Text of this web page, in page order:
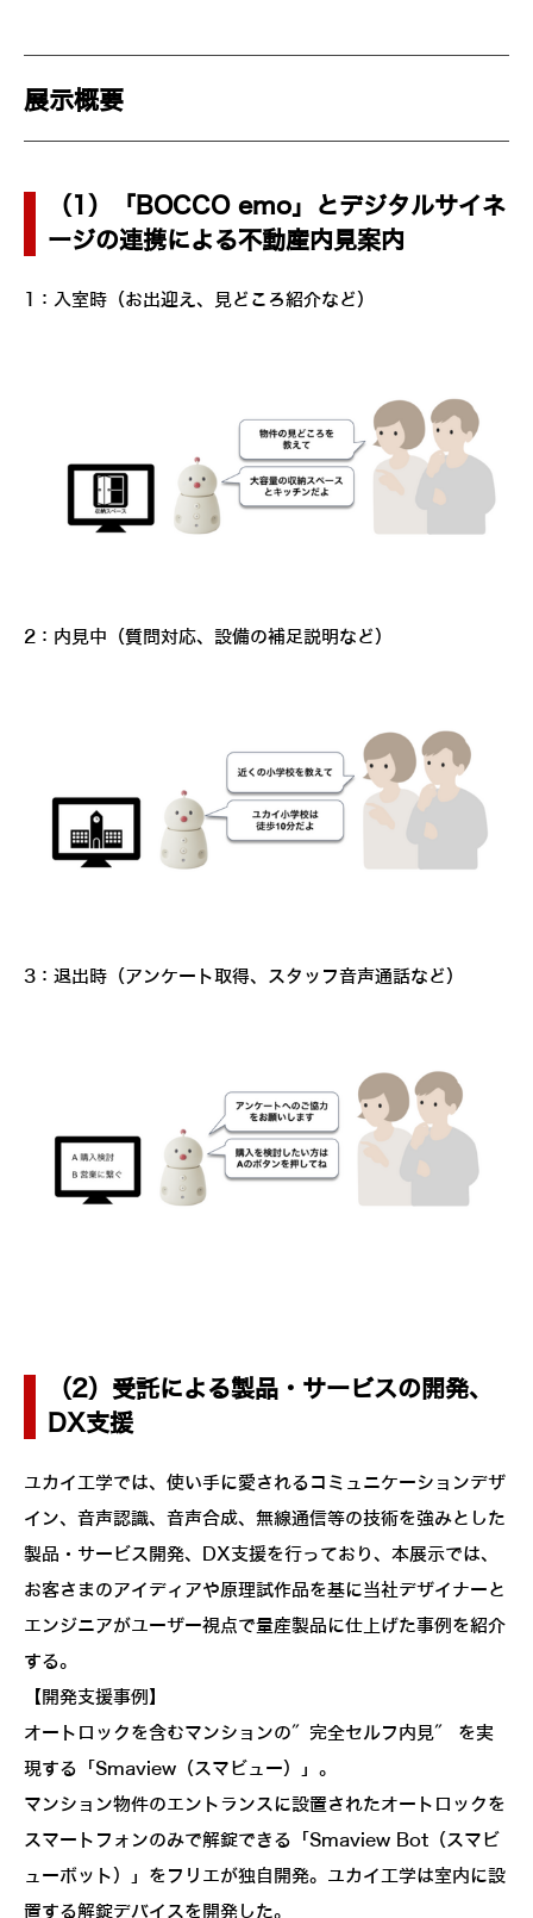
展示概要
（1）「BOCCO emo」とデジタルサイネ
ージの連携による不動産内見案内
1：入室時（お出迎え、見どころ紹介など）
2：内見中（質問対応、設備の補足説明など）
3：退出時（アンケート取得、スタッフ音声通話など）
（2）受託による製品・サービスの開発、
DX支援
ユカイ工学では、使い手に愛されるコミュニケーションデザ
イン、音声認識、音声合成、無線通信等の技術を強みとした
製品・サービス開発、DX支援を行っており、本展示では、
お客さまのアイディアや原理試作品を基に当社デザイナーと
エンジニアがユーザー視点で量産製品に仕上げた事例を紹介
する。
【開発支援事例】
オートロックを含むマンションの″完全セルフ内見″ を実
現する「Smaview（スマビュー）」。
マンション物件のエントランスに設置されたオートロックを
スマートフォンのみで解錠できる「Smaview Bot（スマビ
ューボット）」をフリエが独自開発。ユカイ工学は室内に設
置する解錠デバイスを開発した。